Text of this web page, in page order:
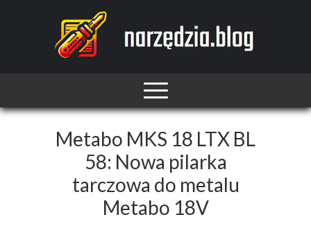
Metabo MKS 18 LTX BL
58: Nowa pilarka
tarczowa do metalu
Metabo 18V